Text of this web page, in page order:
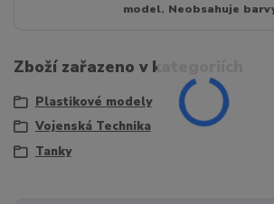
model. Neobsahuje
Zboží zařazeno v kategoriích
Plastikové modely
Vojenská Technika
Tanky